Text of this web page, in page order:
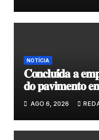
NOTÍCIA
𝐂𝐨𝐧𝐜𝐥𝐮𝐢́𝐝𝐚 𝐚
𝐝𝐨 𝐩𝐚𝐯𝐢𝐦𝐞𝐧𝐭𝐨
𝐂𝐨𝐯𝐚𝐬
AGO 6, 2026